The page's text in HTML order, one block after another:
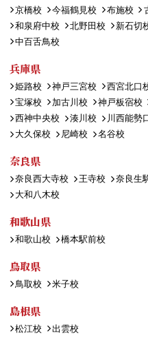
京橋校
今福鶴見校 布施校
和泉府中校
北野田校 新石切
中百舌鳥校
兵庫県
姫路校 神戸三宮校 西宮北口
宝塚校
加古川校 神戸板宿校
西神中央校
湊川校 川西能勢
大久保校
尼崎校 名谷校
奈良県
奈良西大寺校 王寺校 奈良生
大和八木校
和歌山県
和歌山校 橋本駅前校
鳥取県
鳥取校 米子校
島根県
松江校 出雲校